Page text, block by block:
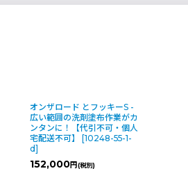
オンザロード とフッキーS -
広い範囲の洗剤塗布作業がカ
ンタンに！【代引不可・個人
宅配送不可】
[10248-55-1-
d]
152,000円(税別)